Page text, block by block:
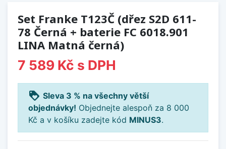
Set Franke T123Č (dřez S2D 611-
78 Černá + baterie FC 6018.901
LINA Matná černá)
7 589 Kč s DPH
loyalty Sleva 3 % na všechny větší
objednávky! Objednejte alespoň za 8 000
Kč a v košíku zadejte kód MINUS3.